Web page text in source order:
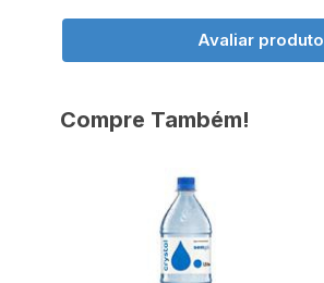
Avaliar produto
Compre Também!